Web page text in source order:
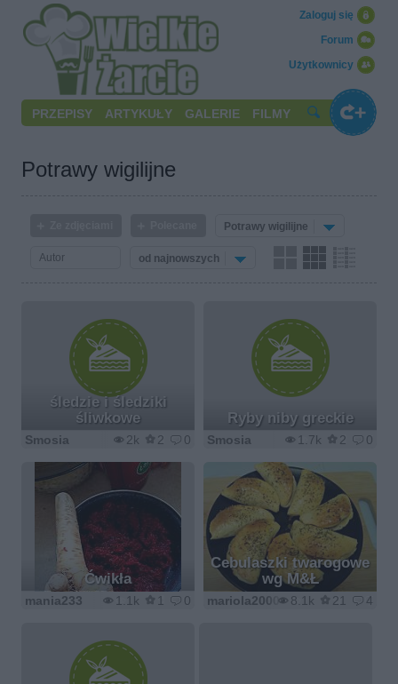
Użytkownicy
Forum
Zaloguj się
PRZEPISY ARTYKUŁY GALERIE FILMY
Potrawy wigilijne
Potrawy wigilijne
od najnowszych
śledzie i śledziki
śliwkowe
2k 2 0
Smosia
Ryby niby greckie
1.7k 2 0
Smosia
Ćwikła
1.1k 1 0
mania233
Cebulaszki twarogowe
wg M&Ł
8.1k 21 4
mariola2000